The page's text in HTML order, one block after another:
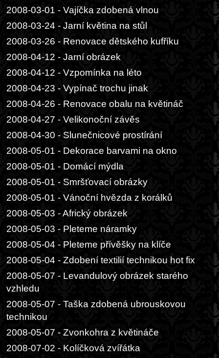
2008-03-01 - Vajíčka zdobená vlnou
2008-03-24 - Jarní květina na stůl
2008-03-26 - Renovace dětského kufříku
2008-04-12 - Jarní obrázek
2008-04-12 - Vzpomínka na léto
2008-04-23 - Vypínač trochu jinak
2008-04-26 - Renovace obalu na květináč
2008-04-27 - Velikonoční závěs
2008-04-30 - Slunečnicové prostírání
2008-05-01 - Dekorace barvami na okno
2008-05-01 - Domácí mýdla
2008-05-01 - Smršťovací obrázky
2008-05-01 - Vánoční hvězda z korálků
2008-05-03 - Africký obrázek
2008-05-03 - Pleteme náramky
2008-05-04 - Pleteme přívěšky na klíče
2008-05-04 - Zdobení textilií technikou hot fix
2008-05-07 - Levandulový obrázek starého
vzhledu
2008-05-07 - Taška zdobená ubrouskovou
technikou
2008-05-07 - Zvonkohra z květináče
2008-07-02 - Kolíčková zvířátka